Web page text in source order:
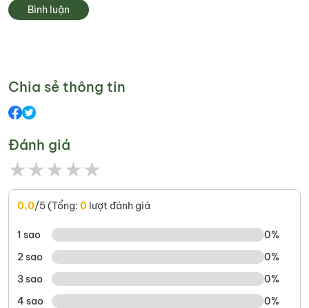
Bình luận
Chia sẻ thông tin
Đánh giá
★★★★★
0,0/5 (Tổng: 0 lượt đánh giá
1 sao
0%
2 sao
0%
3 sao
0%
4 sao
0%